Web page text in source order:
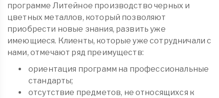
программе Литейное производство черных и
цветных металлов, который позволяют
приобрести новые знания, развить уже
имеющиеся. Клиенты, которые уже сотрудничали с
нами, отмечают ряд преимуществ:
ориентация программ на профессиональные
стандарты;
отсутствие предметов, не относящихся к